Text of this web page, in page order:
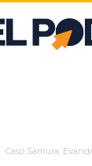
Caso Samura: